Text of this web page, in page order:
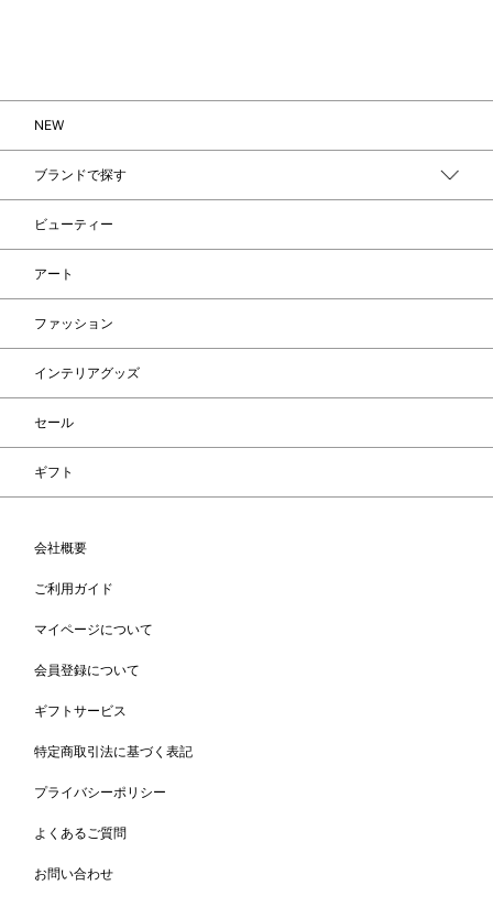
NEW
ブランドで探す
ビューティー
アート
ファッション
インテリアグッズ
セール
ギフト
会社概要
ご利用ガイド
マイページについて
会員登録について
ギフトサービス
特定商取引法に基づく表記
プライバシーポリシー
よくあるご質問
お問い合わせ